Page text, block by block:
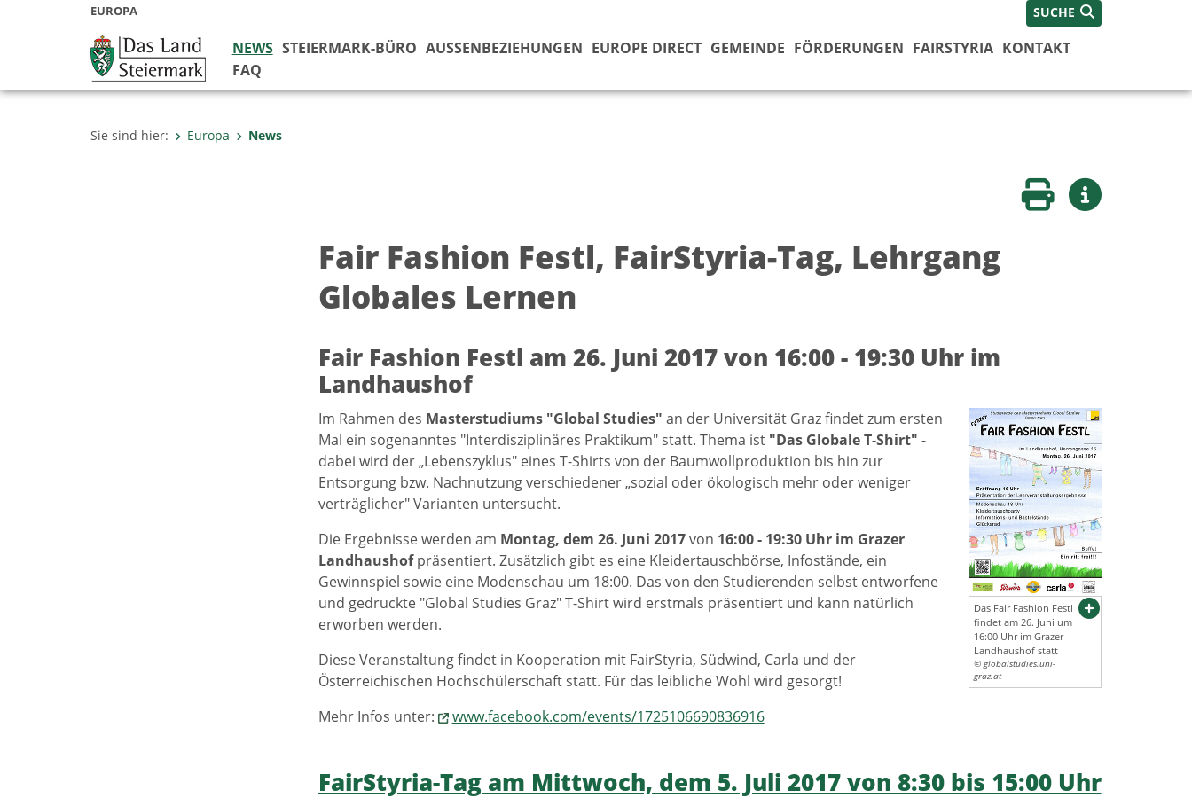
EUROPA SUCHE
NEWS STEIERMARK-BÜRO AUSSENBEZIEHUNGEN EUROPE DIRECT GEMEINDE FÖRDERUNGEN FAIRSTYRIA KONTAKT
FAQ
Sie sind hier: Europa News
Seite druckenWeitere Infos
Fair Fashion Festl, FairStyria-Tag, Lehrgang
Globales Lernen
Fair Fashion Festl am 26. Juni 2017 von 16:00 - 19:30 Uhr im
Landhaushof
Das Fair Fashion Festl
findet am 26. Juni um
16:00 Uhr im Grazer
Landhaushof statt
© globalstudies.uni-
graz.at
Im Rahmen des Masterstudiums "Global Studies" an der Universität Graz findet zum ersten
Mal ein sogenanntes "Interdisziplinäres Praktikum" statt. Thema ist "Das Globale T-Shirt" -
dabei wird der „Lebenszyklus" eines T-Shirts von der Baumwollproduktion bis hin zur
Entsorgung bzw. Nachnutzung verschiedener „sozial oder ökologisch mehr oder weniger
verträglicher" Varianten untersucht.
Die Ergebnisse werden am Montag, dem 26. Juni 2017von 16:00 - 19:30 Uhr im Grazer
Landhaushofpräsentiert. Zusätzlich gibt es eine Kleidertauschbörse, Infostände, ein
Gewinnspiel sowie eine Modenschau um 18:00. Das von den Studierenden selbst entworfene
und gedruckte "Global Studies Graz" T-Shirt wird erstmals präsentiert und kann natürlich
erworben werden.
Diese Veranstaltung findet in Kooperation mit FairStyria, Südwind, Carla und der
Österreichischen Hochschülerschaft statt. Für das leibliche Wohl wird gesorgt!
Mehr Infos unter:
www.facebook.com/events/1725106690836916
FairStyria-Tag am Mittwoch, dem 5. Juli 2017 von 8:30 bis 15:00 Uhr